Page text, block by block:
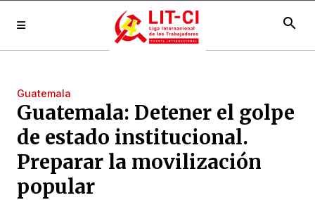
search
Guatemala
Guatemala: Detener el golpe
de estado institucional.
Preparar la movilización
popular